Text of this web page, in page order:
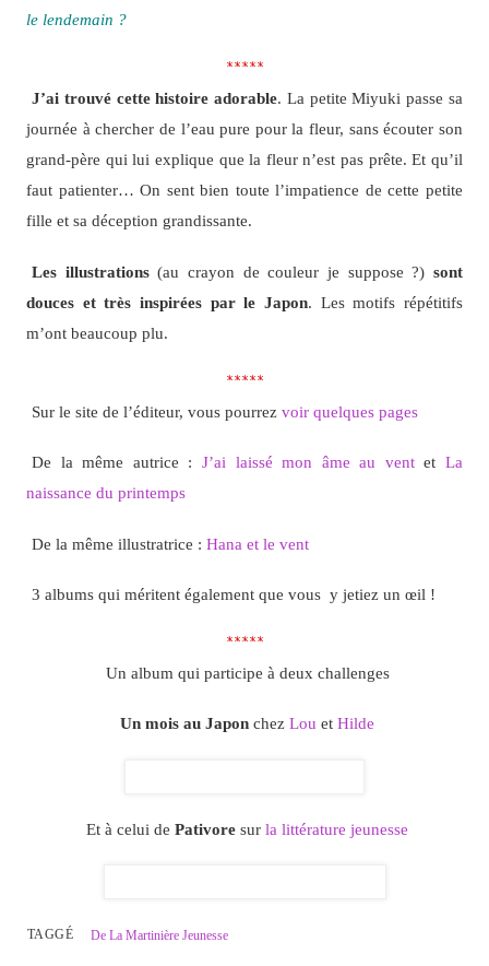
le lendemain ?
*****
J’ai trouvé cette histoire adorable. La petite Miyuki passe sa
journée à chercher de l’eau pure pour la fleur, sans écouter son
grand-père qui lui explique que la fleur n’est pas prête. Et qu’il
faut patienter… On sent bien toute l’impatience de cette petite
fille et sa déception grandissante.
Les illustrations(au crayon de couleur je suppose ?)sont
douces et très inspirées par le Japon. Les motifs répétitifs
m’ont beaucoup plu.
*****
Sur le site de l’éditeur, vous pourrezvoir quelques pages
De la même autrice : J’ai laissé mon âme au ventetLa
naissance du printemps
De la même illustratrice : Hana et le vent
3 albums qui méritent également que vous y jetiez un œil !
*****
Un album qui participe à deux challenges
Un mois au Japon chez Lou et Hilde
Et à celui de Pativore sur la littérature jeunesse
TAGGÉ De La Martinière Jeunesse